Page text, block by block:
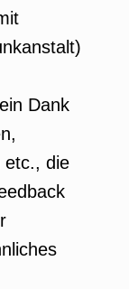
Dank
etc., die